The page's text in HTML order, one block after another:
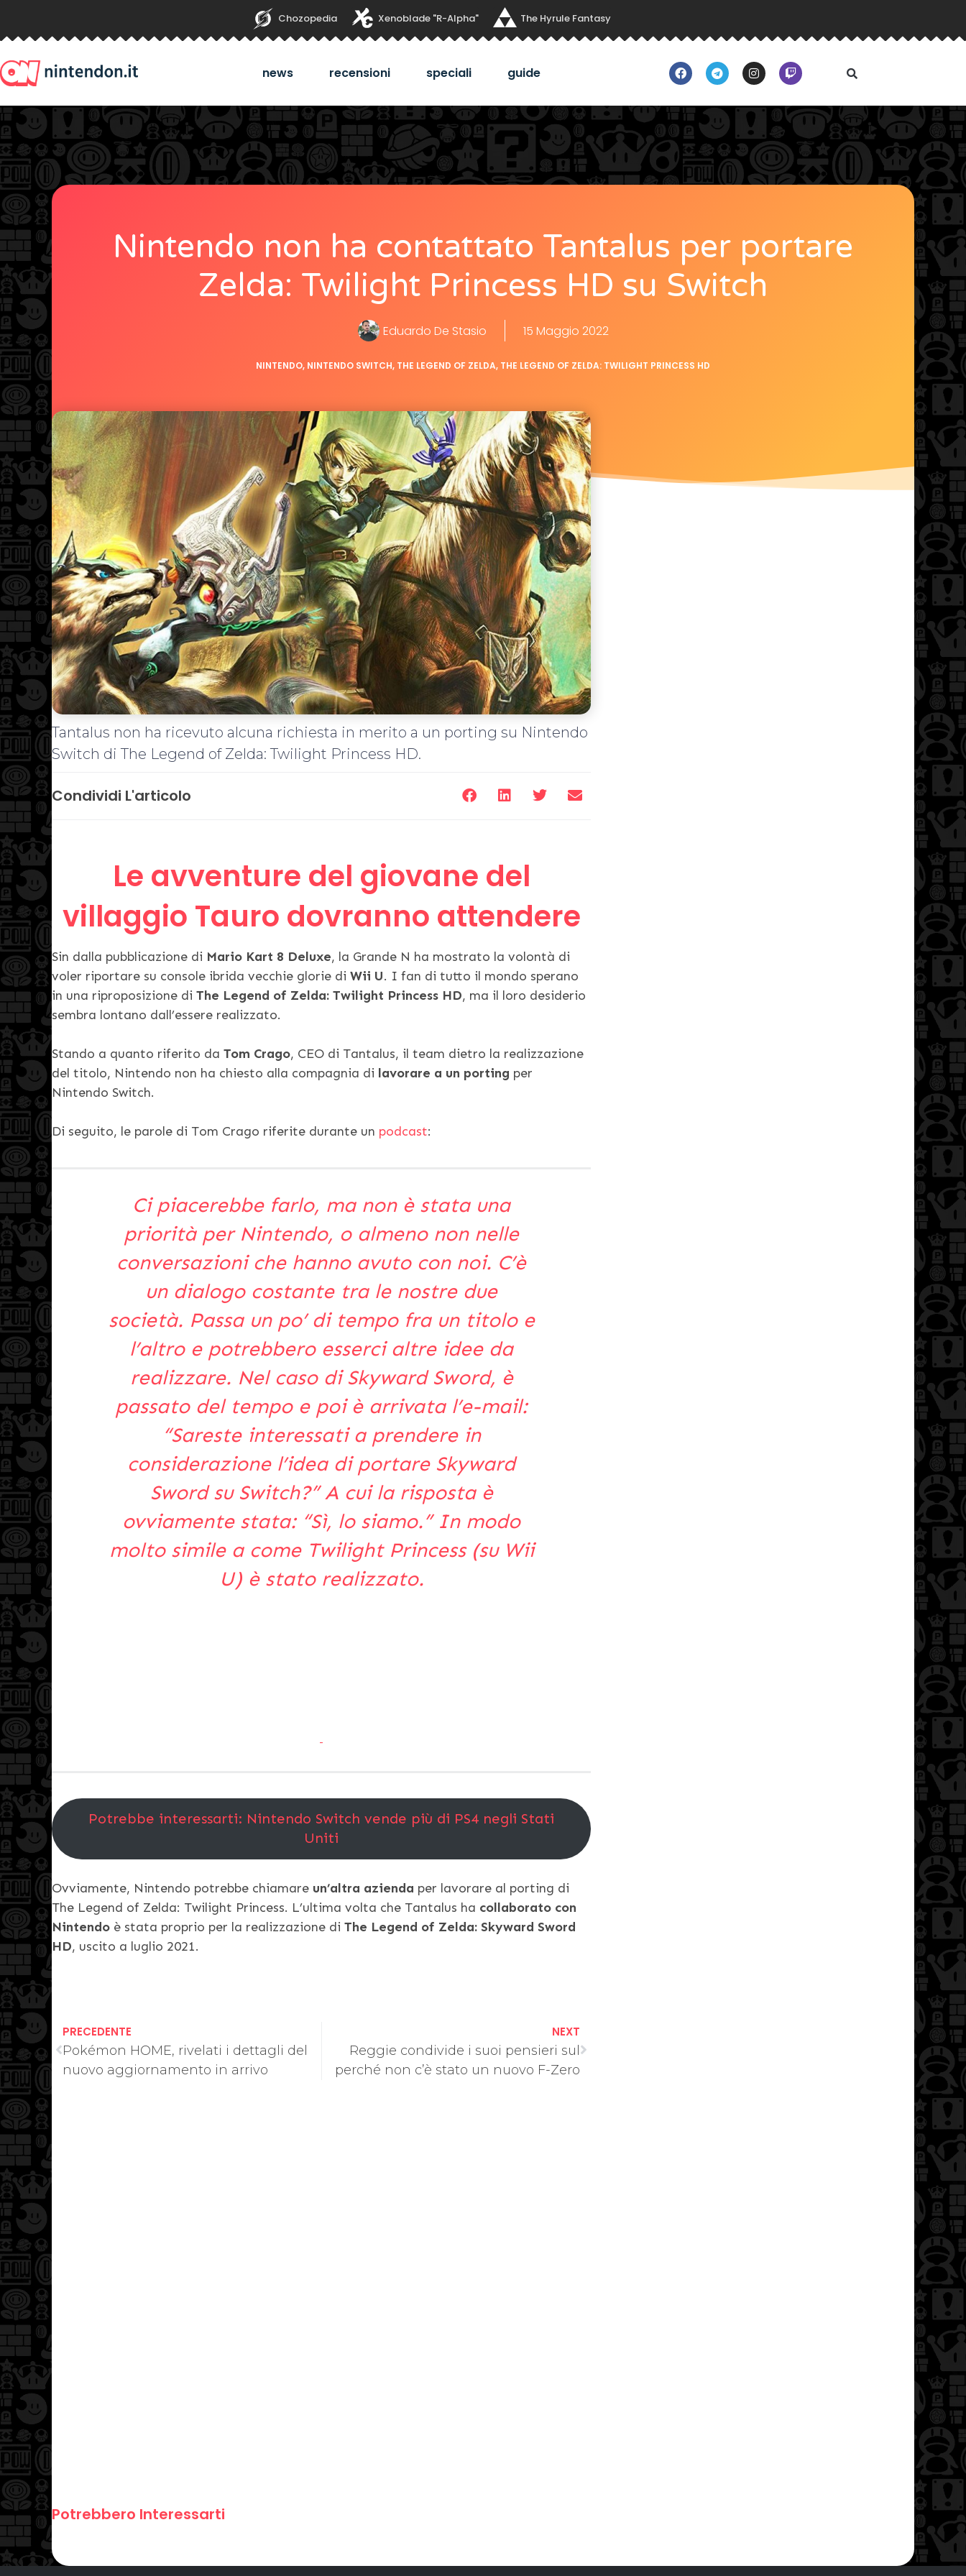
Chozopedia Xenoblade "R-Alpha" The Hyrule Fantasy
news recensioni speciali guide
Nintendo non ha contattato Tantalus per portare
Zelda: Twilight Princess HD su Switch
Eduardo De Stasio 15 Maggio 2022
NINTENDO, NINTENDO SWITCH, THE LEGEND OF ZELDA, THE LEGEND OF ZELDA: TWILIGHT PRINCESS HD
Tantalus non ha ricevuto alcuna richiesta in merito a un porting su Nintendo
Switch di The Legend of Zelda: Twilight Princess HD.
Condividi L'articolo
Le avventure del giovane del
villaggio Tauro dovranno attendere
Sin dalla pubblicazione di Mario Kart 8 Deluxe, la Grande N ha mostrato la volontà di
voler riportare su console ibrida vecchie glorie di Wii U. I fan di tutto il mondo sperano
in una riproposizione di The Legend of Zelda: Twilight Princess HD, ma il loro desiderio
sembra lontano dall’essere realizzato.
Stando a quanto riferito da Tom Crago, CEO di Tantalus, il team dietro la realizzazione
del titolo, Nintendo non ha chiesto alla compagnia di lavorare a un porting per
Nintendo Switch.
Di seguito, le parole di Tom Crago riferite durante un podcast:
Ci piacerebbe farlo, ma non è stata una
priorità per Nintendo, o almeno non nelle
conversazioni che hanno avuto con noi. C’è
un dialogo costante tra le nostre due
società. Passa un po’ di tempo fra un titolo e
l’altro e potrebbero esserci altre idee da
realizzare. Nel caso di Skyward Sword, è
passato del tempo e poi è arrivata l’e-mail:
“Sareste interessati a prendere in
considerazione l’idea di portare Skyward
Sword su Switch?” A cui la risposta è
ovviamente stata: “Sì, lo siamo.” In modo
molto simile a come Twilight Princess (su Wii
U) è stato realizzato.
Potrebbe interessarti: Nintendo Switch vende più di PS4 negli Stati
Uniti
Ovviamente, Nintendo potrebbe chiamare un’altra azienda per lavorare al porting di
The Legend of Zelda: Twilight Princess. L’ultima volta che Tantalus ha collaborato con
Nintendo è stata proprio per la realizzazione di The Legend of Zelda: Skyward Sword
HD, uscito a luglio 2021.
PRECEDENTE
Pokémon HOME, rivelati i dettagli del
nuovo aggiornamento in arrivo
NEXT
Reggie condivide i suoi pensieri sul
perché non c’è stato un nuovo F-Zero
Potrebbero Interessarti